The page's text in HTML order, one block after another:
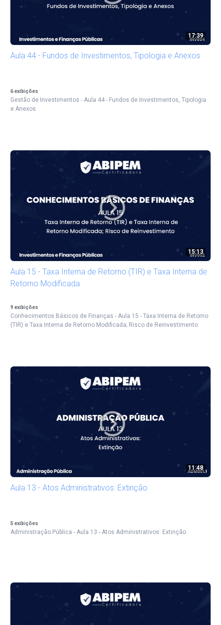
17:39
Aula 44 - Fundos de Investimentos, Tipologia e Anexos
6exibições
Gestão de Investimentos - Aula 44 - Fundos de Investimentos, Tipologia
e Anexos
15:13
Aula 15 - Taxa Interna de Retorno (TIR) e Taxa Interna de
Retorno Modificada
9 exibições
Conhecimentos Básicos de Finanças - Aula 15 - Taxa Interna de Retorno
(TIR) e Taxa Interna de Retorno Modificada; Risco de Reinvestimento
11:48
Aula 13 - Atos Administrativos: Extinção
5 exibições
Administração Pública - Aula 13 - Atos Administrativos: Extinção